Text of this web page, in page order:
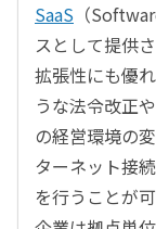
SaaS （
スとして提供
拡張性にも優
うな法令改正
の経営環境の
ターネット接
を行うことが